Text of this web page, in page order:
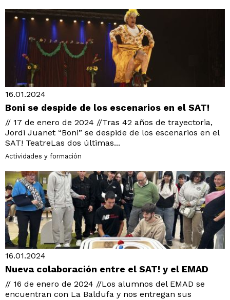
16.01.2024
Boni se despide de los escenarios en el SAT!
// 17 de enero de 2024 //Tras 42 años de trayectoria,
Jordi Juanet “Boni” se despide de los escenarios en el
SAT! TeatreLas dos últimas...
Actividades y formación
16.01.2024
Nueva colaboración entre el SAT! y el EMAD
// 16 de enero de 2024 //Los alumnos del EMAD se
encuentran con La Baldufa y nos entregan sus